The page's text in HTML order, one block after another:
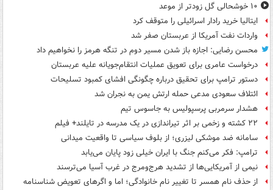
۱۰ خوشحالی گل زودتر از موعد
ایتالیا خرید رادار اسرائیلی را متوقف کرد
واردات نفت آمریکا از عربستان صفر شد
محسن رضایی: اجازه باز شدن مسیر دوم در تنگه هرمز را نخواهیم داد
درخواست عامری برای تعویق عملیات انتقام‌جویانه علیه عربستان
دستور ترامپ برای تحقیق درباره چگونگی افشای کمبود تسلیحات
ائتلاف سعودی مدعی حمله ارتش یمن به نجران شد
هشدار سرمربی پرسپولیس به جاسوس تیم
۲۲ کشته و زخمی بر اثر تیراندازی در یک مدرسه در تایلند+ فیلم
سامانه ضد موشکی لیزری؛ از بلوف سیاسی تا واقعیت میدانی
ترامپ: فکر می‌کنم جنگ با ایران خیلی زود پایان می‌یابد
نیمی از آمریکایی‌ها از تشدید هرج‌ومرج در غرب آسیا می‌ترسند
از حذف نام همسر تا تغییر نام خانوادگی؛ اما و اگرهای تعویض شناسنامه